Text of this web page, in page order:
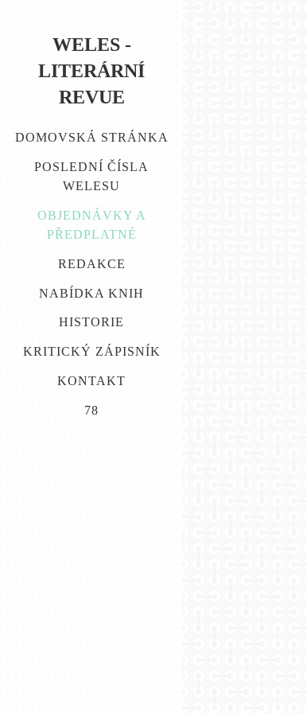
WELES -
LITERÁRNÍ
REVUE
DOMOVSKÁ STRÁNKA
POSLEDNÍ ČÍSLA
WELESU
OBJEDNÁVKY A
PŘEDPLATNÉ
REDAKCE
NABÍDKA KNIH
HISTORIE
KRITICKÝ ZÁPISNÍK
KONTAKT
78